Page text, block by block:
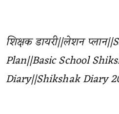
शिक्षक डायरी||लेशन
Plan||Basic School
Diary||Shikshak Diary